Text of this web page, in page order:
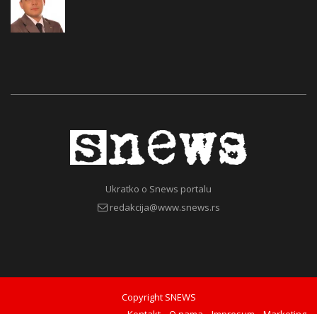
Ukratko o Snews portalu
redakcija@www.snews.rs
Copyright SNEWS